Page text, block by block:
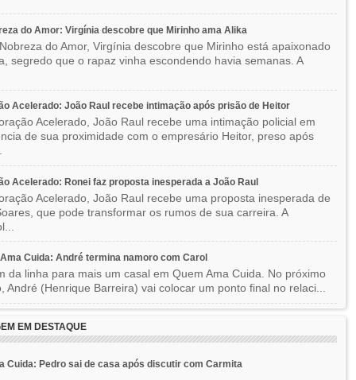
do Amor: Virgínia descobre que Mirinho ama Alika
do Amor, Virgínia descobre que Mirinho está apaixonado
segredo que o rapaz vinha escondendo havia semanas. A
Acelerado: João Raul recebe intimação após prisão de Heitor
Acelerado, João Raul recebe uma intimação policial em
de sua proximidade com o empresário Heitor, preso após
Acelerado: Ronei faz proposta inesperada a João Raul
Acelerado, João Raul recebe uma proposta inesperada de
que pode transformar os rumos de sua carreira. A
Cuida: André termina namoro com Carol
da linha para mais um casal em Quem Ama Cuida. No próximo
André (Henrique Barreira) vai colocar um ponto final no relaci...
EM DESTAQUE
Cuida: Pedro sai de casa após discutir com Carmita